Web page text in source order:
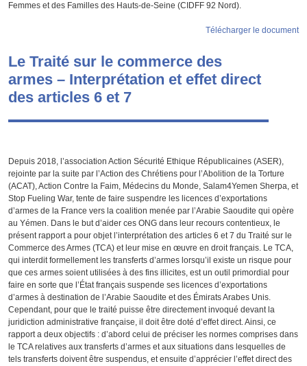
Femmes et des Familles des Hauts-de-Seine (CIDFF 92 Nord).
Télécharger le document
Le Traité sur le commerce des
armes – Interprétation et effet direct
des articles 6 et 7
Depuis 2018, l’association Action Sécurité Ethique Républicaines (ASER),
rejointe par la suite par l’Action des Chrétiens pour l’Abolition de la Torture
(ACAT), Action Contre la Faim, Médecins du Monde, Salam4Yemen Sherpa, et
Stop Fueling War, tente de faire suspendre les licences d’exportations
d’armes de la France vers la coalition menée par l’Arabie Saoudite qui opère
au Yémen. Dans le but d’aider ces ONG dans leur recours contentieux, le
présent rapport a pour objet l’interprétation des articles 6 et 7 du Traité sur le
Commerce des Armes (TCA) et leur mise en œuvre en droit français. Le TCA,
qui interdit formellement les transferts d’armes lorsqu’il existe un risque pour
que ces armes soient utilisées à des fins illicites, est un outil primordial pour
faire en sorte que l’État français suspende ses licences d’exportations
d’armes à destination de l’Arabie Saoudite et des Émirats Arabes Unis.
Cependant, pour que le traité puisse être directement invoqué devant la
juridiction administrative française, il doit être doté d’effet direct. Ainsi, ce
rapport a deux objectifs : d’abord celui de préciser les normes comprises dans
le TCA relatives aux transferts d’armes et aux situations dans lesquelles de
tels transferts doivent être suspendus, et ensuite d’apprécier l’effet direct des